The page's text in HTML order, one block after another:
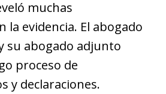
muchas
la evidencia. El abogado
su abogado adjunto
proceso de
y declaraciones.